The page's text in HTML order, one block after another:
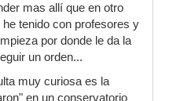
mas allí que en otro
tenido con profesores y
por donde le da la
un orden...
muy curiosa es la
en un conservatorio